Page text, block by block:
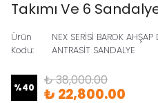
Takımı Ve 6
Ürün
Kodu:
NEX SERİSİ BAROK
ANTRASİT SANDALYE
%40 ₺ 38,000.00
₺ 22,800.00